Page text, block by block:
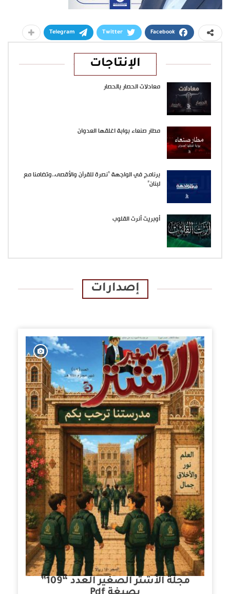
Facebook
Twitter
Telegram
الإنتاجات
معادلات الحصار بالحصار
مطار صنعاء بوابة اغلقها العدوان
برنامج في الواجهة “نصرة للقرآن والأقصى..وتضامنا مع
لبنان”
أوبريت أنرت القلوب
إصدارات
مجلة الأشتر الصغير العدد “109”